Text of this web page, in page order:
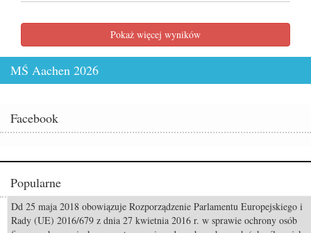
Pokaż więcej wyników
MŚ Aachen 2026
Facebook
Popularne
Odszedł Monty Roberts – człowiek, który nauczył świat słuchać koni
Dd 25 maja 2018 obowiązuje Rozporządzenie Parlamentu Europejskiego i
Rady (UE) 2016/679 z dnia 27 kwietnia 2016 r. w sprawie ochrony osób